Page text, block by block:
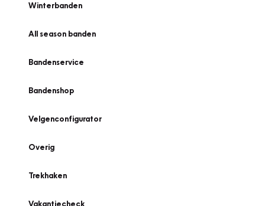
Winterbanden
All season banden
Bandenservice
Bandenshop
Velgenconfigurator
Overig
Trekhaken
Vakantiecheck